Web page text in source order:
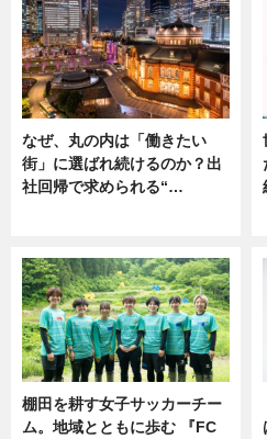
なぜ、丸の内は「働きたい
街」に選ばれ続けるのか？出
社回帰で求められる“…
棚田を耕す女子サッカーチー
ム。地域とともに歩む 『FC